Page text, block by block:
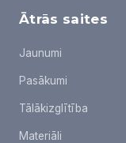
Ātrās saites
Jaunumi
Pasākumi
Tālākizglītība
Materiāli